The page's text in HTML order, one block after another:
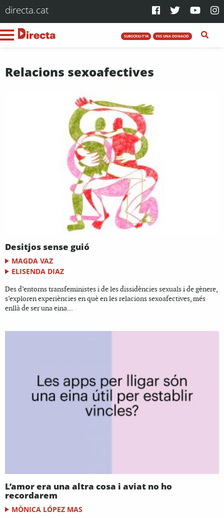
directa.cat
SUBSCRIU-T'HI FES UNA DONACIÓ
Relacions sexoafectives
Desitjos sense guió
MAGDA VAZ
ELISENDA DIAZ
Des d’entorns transfeministes i de les dissidències sexuals i de gènere,
s’exploren experiències en què en les relacions sexoafectives, més
enllà de ser una eina...
L’amor era una altra cosa i aviat no ho
recordarem
MÒNICA LÓPEZ MAS